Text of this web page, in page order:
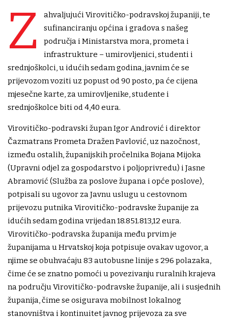
Z
ahvaljujući Virovitičko-podravskoj županiji, te
sufinanciranju općina i gradova s našeg
područja i Ministarstva mora, prometa i
infrastrukture – umirovljenici, studenti i
srednjoškolci, u idućih sedam godina, javnim će se
prijevozom voziti uz popust od 90 posto, pa će cijena
mjesečne karte, za umirovljenike, studente i
srednjoškolce biti od 4,40 eura.
Virovitičko-podravski župan Igor Andrović i direktor
Čazmatrans Prometa Dražen Pavlović, uz nazočnost,
između ostalih, županijskih pročelnika Bojana Mijoka
(Upravni odjel za gospodarstvo i poljoprivredu) i Jasne
Abramović (Služba za poslove župana i opće poslove),
potpisali su ugovor za Javnu uslugu u cestovnom
prijevozu putnika Virovitičko-podravske županije za
idućih sedam godina vrijedan 18.851.813,12 eura.
Virovitičko-podravska županija među prvim je
županijama u Hrvatskoj koja potpisuje ovakav ugovor, a
njime se obuhvaćaju 83 autobusne linije s 296 polazaka,
čime će se znatno pomoći u povezivanju ruralnih krajeva
na području Virovitičko-podravske županije, ali i susjednih
županija, čime se osigurava mobilnost lokalnog
stanovništva i kontinuitet javnog prijevoza za sve